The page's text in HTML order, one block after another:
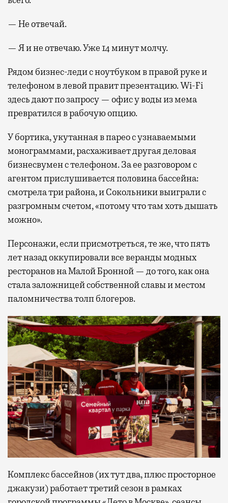
— Не отвечай.
— Я и не отвечаю. Уже 14 минут молчу.
Рядом бизнес-леди с ноутбуком в правой руке и
телефоном в левой правит презентацию. Wi-Fi
здесь дают по запросу — офис у воды из мема
превратился в рабочую опцию.
У бортика, укутанная в парео с узнаваемыми
монограммами, расхаживает другая деловая
бизнесвумен с телефоном. За ее разговором с
агентом прислушивается половина бассейна:
смотрела три района, и Сокольники выиграли с
разгромным счетом, «потому что там хоть дышать
можно».
Персонажи, если присмотреться, те же, что пять
лет назад оккупировали все веранды модных
ресторанов на Малой Бронной — до того, как она
стала заложницей собственной славы и местом
паломничества толп блогеров.
Комплекс бассейнов (их тут два, плюс просторное
джакузи) работает третий сезон в рамках